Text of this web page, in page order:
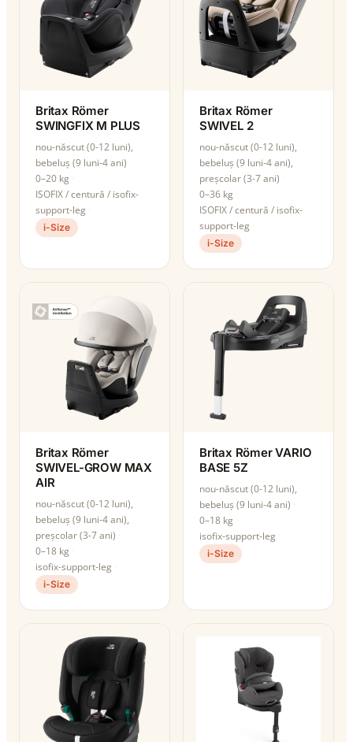
Britax Römer
SWINGFIX M PLUS
nou-născut (0-12 luni),
bebeluș (9 luni-4 ani)
0–20 kg
ISOFIX / centură / isofix-
support-leg
i-Size
Britax Römer
SWIVEL 2
nou-născut (0-12 luni),
bebeluș (9 luni-4 ani),
preșcolar (3-7 ani)
0–36 kg
ISOFIX / centură / isofix-
support-leg
i-Size
Britax Römer
SWIVEL-GROW MAX
AIR
nou-născut (0-12 luni),
bebeluș (9 luni-4 ani),
preșcolar (3-7 ani)
0–18 kg
isofix-support-leg
i-Size
Britax Römer VARIO
BASE 5Z
nou-născut (0-12 luni),
bebeluș (9 luni-4 ani)
0–18 kg
isofix-support-leg
i-Size